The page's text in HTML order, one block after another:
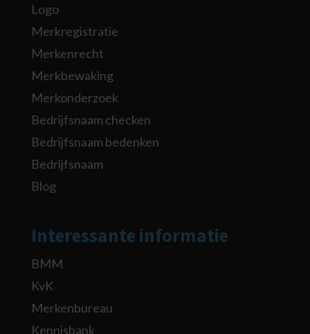
Logo
Merkregistratie
Merkenrecht
Merkbewaking
Merkonderzoek
Bedrijfsnaam checken
Bedrijfsnaam bedenken
Bedrijfsnaam
Blog
Interessante informatie
BMM
KvK
Merkenbureau
Kennisbank